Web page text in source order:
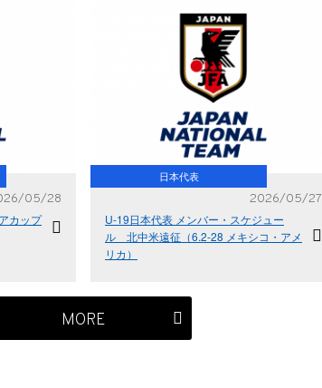
05/28
カップ
日本代表
2026/05/27
U-19日本代表 メンバー・スケジュー
ル 北中米遠征（6.2-28 メキシコ・アメ
リカ）
MORE